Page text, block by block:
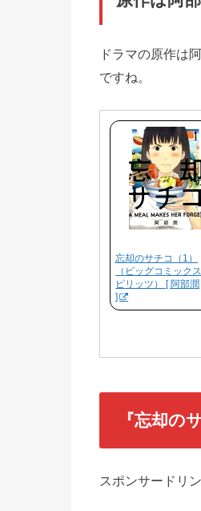
ドラマの原作は
ですね。
忘却のサチコ（1）
（ビッグコミック
ピリッツ） [ 阿部潤
]
『忘却の
スポンサードリ